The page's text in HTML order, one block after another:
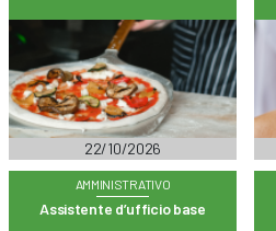
22/10/2026
AMMINISTRATIVO
Assistente d’ufficio base